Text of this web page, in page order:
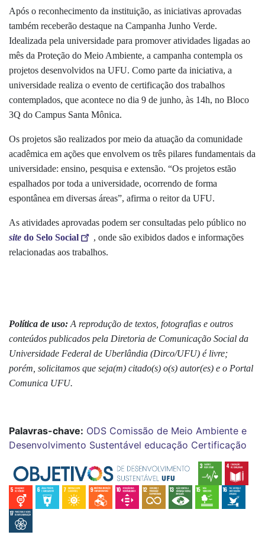
Após o reconhecimento da instituição, as iniciativas aprovadas
também receberão destaque na Campanha Junho Verde.
Idealizada pela universidade para promover atividades ligadas ao
mês da Proteção do Meio Ambiente, a campanha contempla os
projetos desenvolvidos na UFU. Como parte da iniciativa, a
universidade realiza o evento de certificação dos trabalhos
contemplados, que acontece no dia 9 de junho, às 14h, no Bloco
3Q do Campus Santa Mônica.
Os projetos são realizados por meio da atuação da comunidade
acadêmica em ações que envolvem os três pilares fundamentais da
universidade: ensino, pesquisa e extensão. “Os projetos estão
espalhados por toda a universidade, ocorrendo de forma
espontânea em diversas áreas”, afirma o reitor da UFU.
As atividades aprovadas podem ser consultadas pelo público no
site do Selo Social
, onde são exibidos dados e informações
relacionadas aos trabalhos.
Política de uso: A reprodução de textos, fotografias e outros
conteúdos publicados pela Diretoria de Comunicação Social da
Universidade Federal de Uberlândia (Dirco/UFU) é livre;
porém, solicitamos que seja(m) citado(s) o(s) autor(es) e o Portal
Comunica UFU.
Palavras-chave: ODS Comissão de Meio Ambiente e
Desenvolvimento Sustentável educação Certificação